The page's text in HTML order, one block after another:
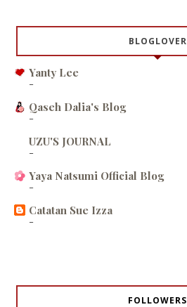
BLOGLOVER
Yanty Lee
-
Qaseh Dalia's Blog
-
UZU'S JOURNAL
-
Yaya Natsumi Official Blog
-
Catatan Sue Izza
-
FOLLOWERS